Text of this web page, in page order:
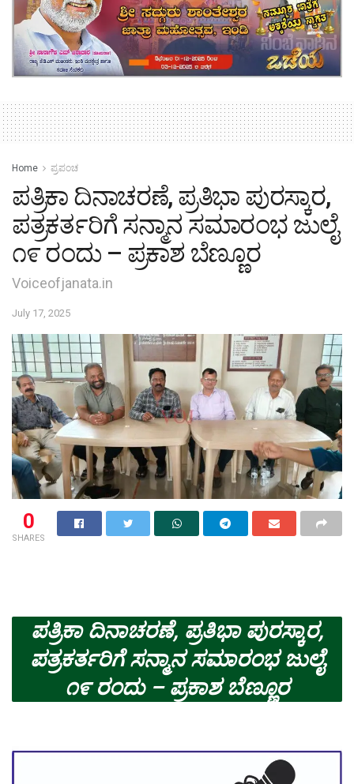
Home ಪ್ರಪಂಚ
ಪತ್ರಿಕಾ ದಿನಾಚರಣೆ, ಪ್ರತಿಭಾ ಪುರಸ್ಕಾರ,
ಪತ್ರಕರ್ತರಿಗೆ ಸನ್ಮಾನ ಸಮಾರಂಭ ಜುಲೈ
೧೯ ರಂದು – ಪ್ರಕಾಶ ಬೆಣ್ಣೂರ
Voiceofjanata.in
July 17, 2025
0
SHARES
ಪತ್ರಿಕಾ ದಿನಾಚರಣೆ, ಪ್ರತಿಭಾ ಪುರಸ್ಕಾರ,
ಪತ್ರಕರ್ತರಿಗೆ ಸನ್ಮಾನ ಸಮಾರಂಭ ಜುಲೈ
೧೯ ರಂದು – ಪ್ರಕಾಶ ಬೆಣ್ಣೂರ